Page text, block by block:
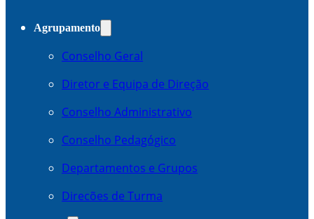
Agrupamento
Conselho Geral
Diretor e Equipa de Direção
Conselho Administrativo
Conselho Pedagógico
Departamentos e Grupos
Direcões de Turma